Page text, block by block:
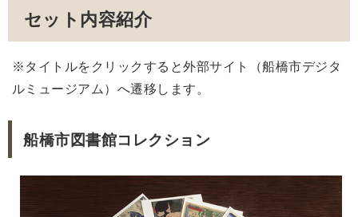
セット内容紹介
※タイトルをクリックすると外部サイト（船橋市デジタ
ルミュージアム）へ遷移します。
船橋市図書館コレクション